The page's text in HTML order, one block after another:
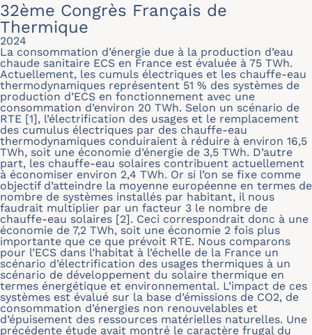
32ème Congrès Français de
Thermique
2024
La consommation d’énergie due à la production d’eau
chaude sanitaire ECS en France est évaluée à 75 TWh.
Actuellement, les cumuls électriques et les chauffe-eau
thermodynamiques représentent 51 % des systèmes de
production d’ECS en fonctionnement avec une
consommation d’environ 20 TWh. Selon un scénario de
RTE [1], l’électrification des usages et le remplacement
des cumulus électriques par des chauffe-eau
thermodynamiques conduiraient à réduire à environ 16,5
TWh, soit une économie d’énergie de 3,5 TWh. D’autre
part, les chauffe-eau solaires contribuent actuellement
à économiser environ 2,4 TWh. Or si l’on se fixe comme
objectif d’atteindre la moyenne européenne en termes de
nombre de systèmes installés par habitant, il nous
faudrait multiplier par un facteur 3 le nombre de
chauffe-eau solaires [2]. Ceci correspondrait donc à une
économie de 7,2 TWh, soit une économie 2 fois plus
importante que ce que prévoit RTE. Nous comparons
pour l’ECS dans l’habitat à l’échelle de la France un
scénario d’électrification des usages thermiques à un
scénario de développement du solaire thermique en
termes énergétique et environnemental. L’impact de ces
systèmes est évalué sur la base d’émissions de CO2, de
consommation d’énergies non renouvelables et
d’épuisement des ressources matérielles naturelles. Une
précédente étude avait montré le caractère frugal du